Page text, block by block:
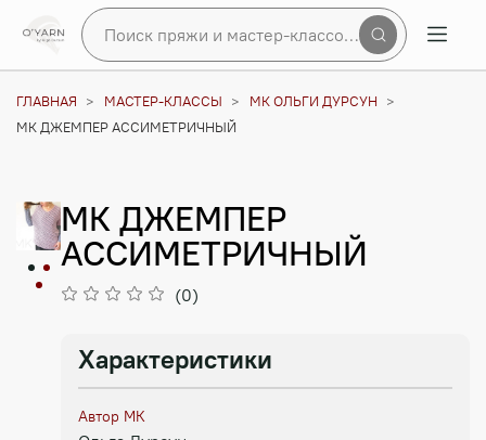
Поиск пряжи и мастер-классов по сайту
ГЛАВНАЯ МАСТЕР-КЛАССЫ
МК ОЛЬГИ ДУРСУН
МК ДЖЕМПЕР АССИМЕТРИЧНЫЙ
МК ДЖЕМПЕР
АССИМЕТРИЧНЫЙ
(0)
Характеристики
Автор МК